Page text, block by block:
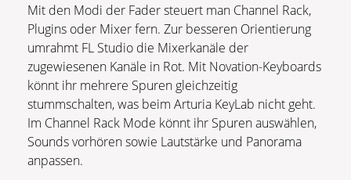
Mit den Modi der Fader steuert man Channel Rack,
Plugins oder Mixer fern. Zur besseren Orientierung
umrahmt FL Studio die Mixerkanäle der
zugewiesenen Kanäle in Rot. Mit Novation-Keyboards
könnt ihr mehrere Spuren gleichzeitig
stummschalten, was beim Arturia KeyLab nicht geht.
Im Channel Rack Mode könnt ihr Spuren auswählen,
Sounds vorhören sowie Lautstärke und Panorama
anpassen.